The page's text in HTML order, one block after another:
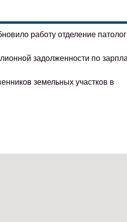
работу отделение
задолженности по
земельных участков в